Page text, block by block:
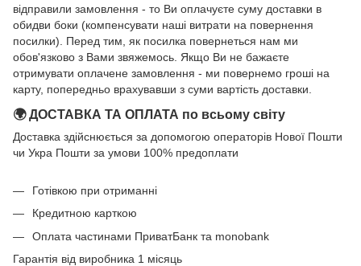
відправили замовлення - то Ви оплачуєте суму доставки в
обидви боки (компенсувати наші витрати на повернення
посилки). Перед тим, як посилка повернеться нам ми
обов'язково з Вами звяжемось. Якщо Ви не бажаєте
отримувати оплачене замовлення - ми повернемо гроші на
карту, попередньо врахувавши з суми вартість доставки.
🌍 ДОСТАВКА ТА ОПЛАТА по всьому світу
Доставка здійснюється за допомогою операторів Нової Пошти
чи Укра Пошти за умови 100% предоплати
Готівкою при отриманні
Кредитною карткою
Оплата частинами ПриватБанк та monobank
Гарантія від виробника 1 місяць